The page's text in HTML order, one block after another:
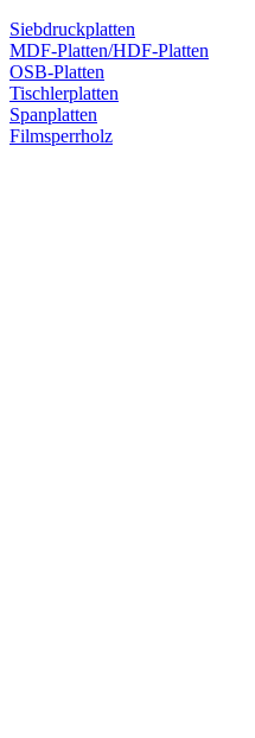
Siebdruckplatten
MDF-Platten/HDF-Platten
OSB-Platten
Tischlerplatten
Spanplatten
Filmsperrholz